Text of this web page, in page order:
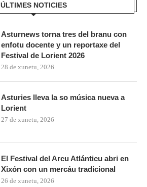
ÚLTIMES NOTICIES
Asturnews torna tres del branu con
enfotu docente y un reportaxe del
Festival de Lorient 2026
28 de xunetu, 2026
Asturies lleva la so música nueva a
Lorient
27 de xunetu, 2026
El Festival del Arcu Atlánticu abri en
Xixón con un mercáu tradicional
26 de xunetu, 2026